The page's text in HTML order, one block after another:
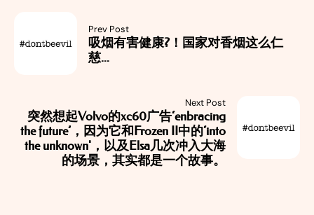
Prev Post
吸烟有害健康?！国家对香烟这么仁
慈...
Next Post
突然想起Volvo的xc60广告‘enbracing
the future’，因为它和Frozen II中的‘into
the unknown'，以及Elsa几次冲入大海
的场景，其实都是一个故事。